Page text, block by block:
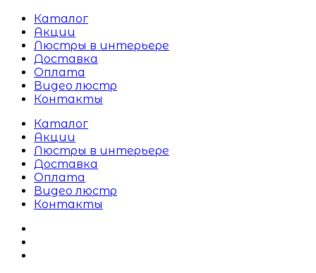
Каталог
Акции
Люстры в интерьере
Доставка
Оплата
Видео люстр
Контакты
Каталог
Акции
Люстры в интерьере
Доставка
Оплата
Видео люстр
Контакты